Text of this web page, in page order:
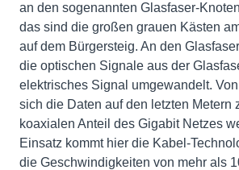
an den sogenannten Glasfaser-
das sind die großen grauen Kästen
auf dem Bürgersteig. An den
die optischen Signale aus der
elektrisches Signal umgewandelt.
sich die Daten auf den letzten Metern
koaxialen Anteil des Gigabit Netzes
Einsatz kommt hier die Kabel-
die Geschwindigkeiten von mehr als